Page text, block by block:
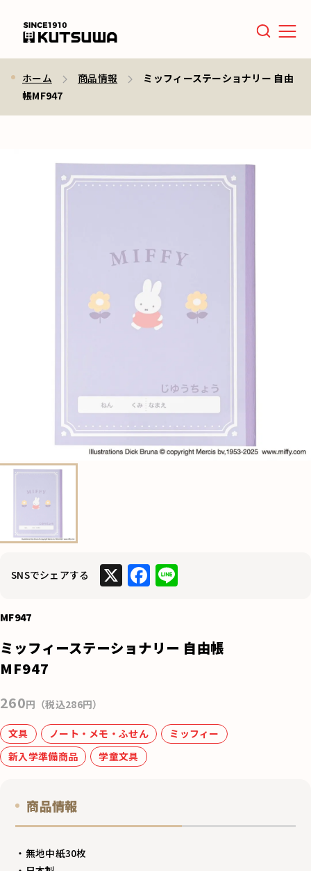
Menu
ホーム 商品情報
ミッフィーステーショナリー 自由
帳MF947
SNSでシェアする X F
e
b
k
Li
MF947
ミッフィーステーショナリー 自由帳
MF947
260円（税込286円）
文具 ノート・メモ・ふせん
ミッフィー
新入学準備商品
学童文具
商品情報
・無地中紙30枚